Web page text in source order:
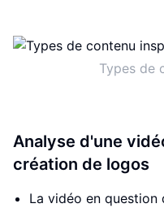
Types de
Analyse d'une
création de logos
La vidéo en question